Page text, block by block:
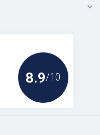
8.9/10